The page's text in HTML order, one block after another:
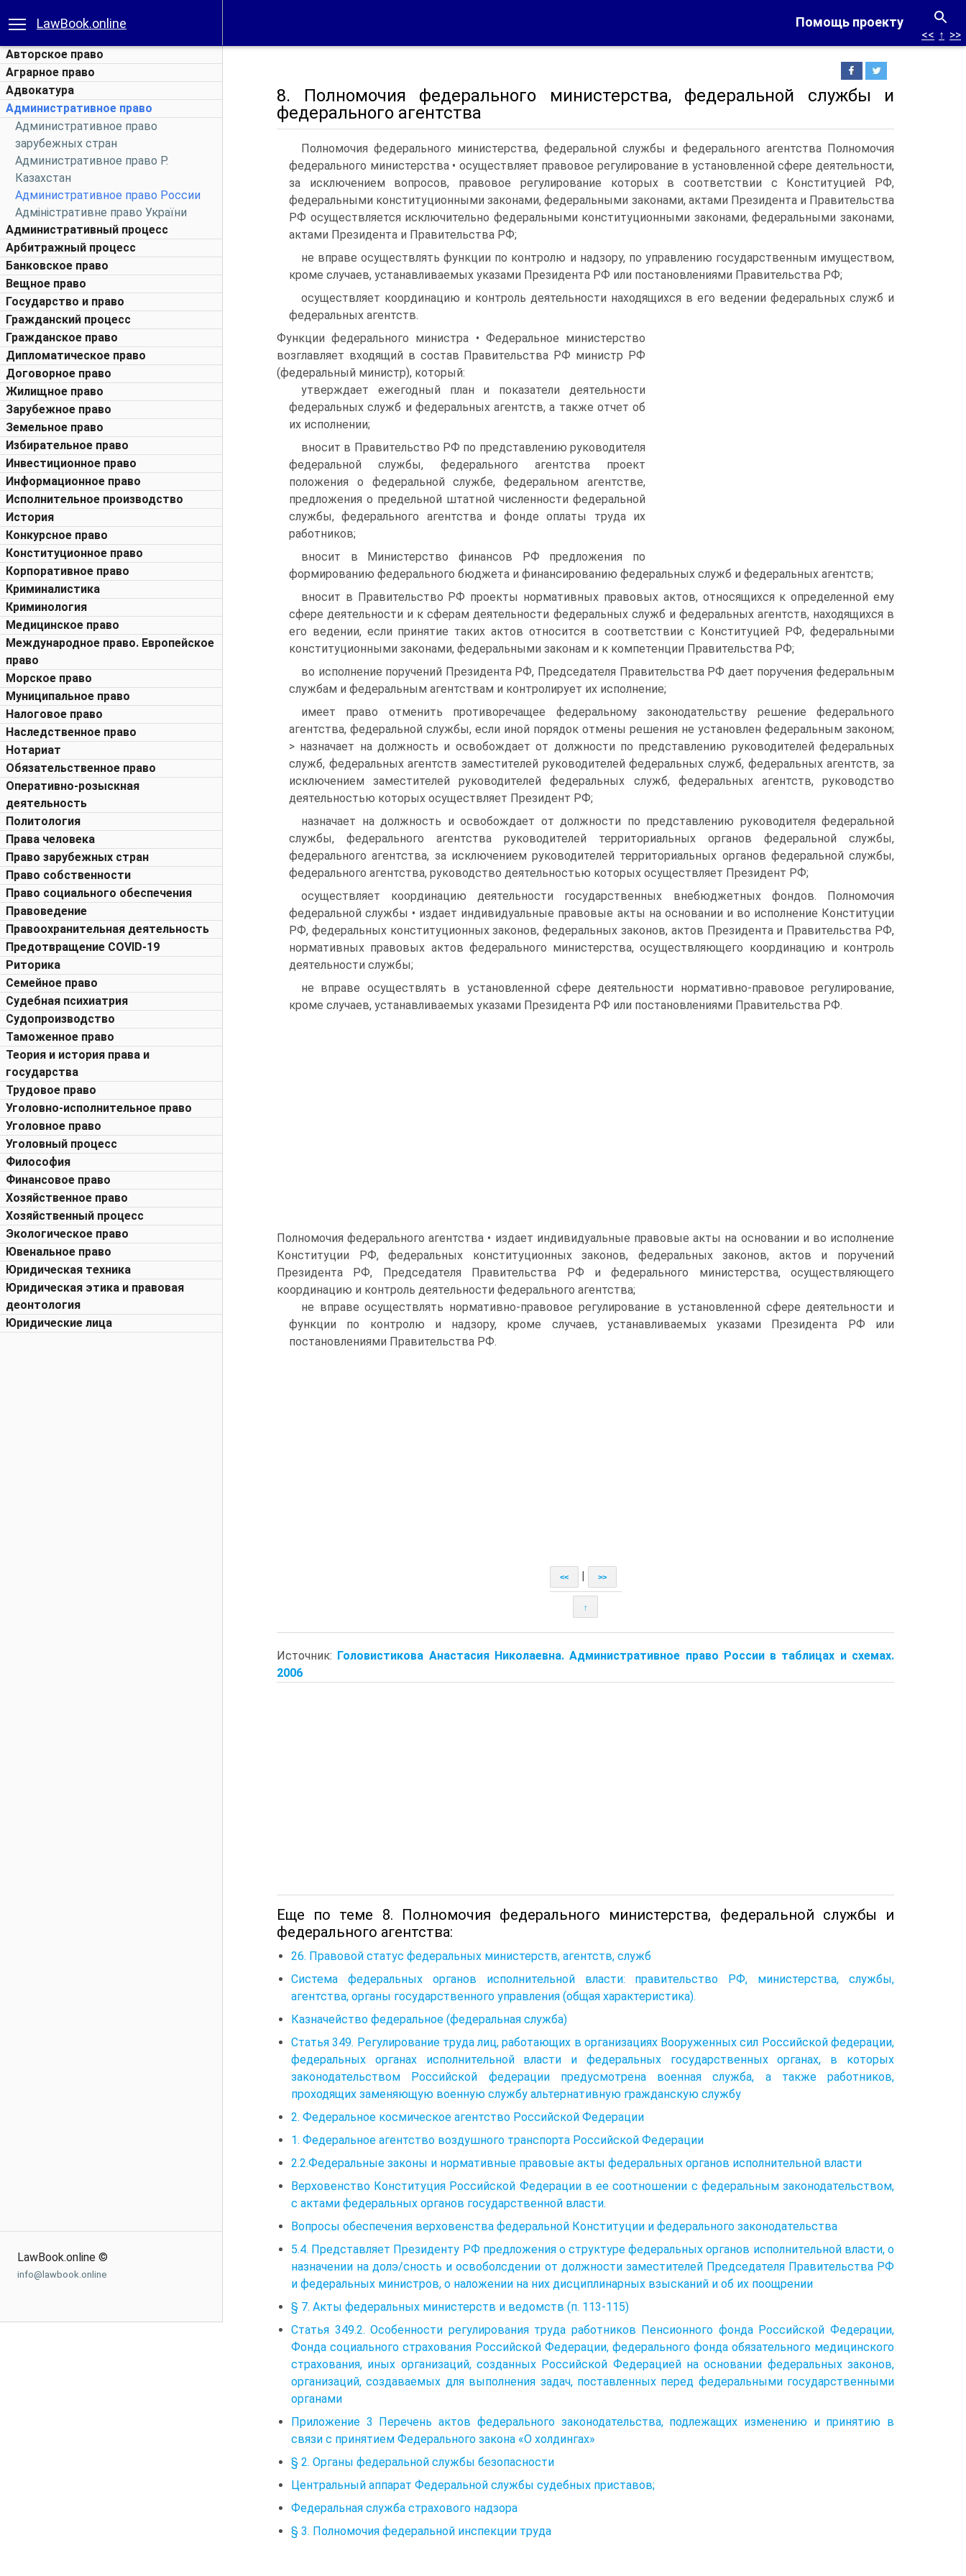
Помощь проекту
LawBook.online
Авторское право
Аграрное право
Адвокатура
Административное право
Административное право
зарубежных стран
Административное право Р.
Казахстан
Административное право России
Адміністративне право України
Административный процесс
Арбитражный процесс
Банковское право
Вещное право
Государство и право
Гражданский процесс
Гражданское право
Дипломатическое право
Договорное право
Жилищное право
Зарубежное право
Земельное право
Избирательное право
Инвестиционное право
Информационное право
Исполнительное производство
История
Конкурсное право
Конституционное право
Корпоративное право
Криминалистика
Криминология
Медицинское право
Международное право. Европейское
право
Морское право
Муниципальное право
Налоговое право
Наследственное право
Нотариат
Обязательственное право
Оперативно-розыскная
деятельность
Политология
Права человека
Право зарубежных стран
Право собственности
Право социального обеспечения
Правоведение
Правоохранительная деятельность
Предотвращение COVID-19
Риторика
Семейное право
Судебная психиатрия
Судопроизводство
Таможенное право
Теория и история права и
государства
Трудовое право
Уголовно-исполнительное право
Уголовное право
Уголовный процесс
Философия
Финансовое право
Хозяйственное право
Хозяйственный процесс
Экологическое право
Ювенальное право
Юридическая техника
Юридическая этика и правовая
деонтология
Юридические лица
LawBook.online ©
info@lawbook.online
<< ↑ >>
8. Полномочия федерального министерства, федеральной службы и
федерального агентства
Полномочия федерального министерства, федеральной службы и федерального агентства Полномочия
федерального министерства • осуществляет правовое регулирование в установленной сфере деятельности,
за исключением вопросов, правовое регулирование которых в соответствии с Конституцией РФ,
федеральными конституционными законами, федеральными законами, актами Президента и Правительства
РФ осуществляется исключительно федеральными конституционными законами, федеральными законами,
актами Президента и Правительства РФ;
не вправе осуществлять функции по контролю и надзору, по управлению государственным имуществом,
кроме случаев, устанавливаемых указами Президента РФ или постановлениями Правительства РФ;
осуществляет координацию и контроль деятельности находящихся в его ведении федеральных служб и
федеральных агентств.
Функции федерального министра • Федеральное министерство
возглавляет входящий в состав Правительства РФ министр РФ
(федеральный министр), который:
утверждает ежегодный план и показатели деятельности
федеральных служб и федеральных агентств, а также отчет об
их исполнении;
вносит в Правительство РФ по представлению руководителя
федеральной службы, федерального агентства проект
положения о федеральной службе, федеральном агентстве,
предложения о предельной штатной численности федеральной
службы, федерального агентства и фонде оплаты труда их
работников;
вносит в Министерство финансов РФ предложения по
формированию федерального бюджета и финансированию федеральных служб и федеральных агентств;
вносит в Правительство РФ проекты нормативных правовых актов, относящихся к определенной ему
сфере деятельности и к сферам деятельности федеральных служб и федеральных агентств, находящихся в
его ведении, если принятие таких актов относится в соответствии с Конституцией РФ, федеральными
конституционными законами, федеральными законам и к компетенции Правительства РФ;
во исполнение поручений Президента РФ, Председателя Правительства РФ дает поручения федеральным
службам и федеральным агентствам и контролирует их исполнение;
имеет право отменить противоречащее федеральному законодательству решение федерального
агентства, федеральной службы, если иной порядок отмены решения не установлен федеральным законом;
> назначает на должность и освобождает от должности по представлению руководителей федеральных
служб, федеральных агентств заместителей руководителей федеральных служб, федеральных агентств, за
исключением заместителей руководителей федеральных служб, федеральных агентств, руководство
деятельностью которых осуществляет Президент РФ;
назначает на должность и освобождает от должности по представлению руководителя федеральной
службы, федерального агентства руководителей территориальных органов федеральной службы,
федерального агентства, за исключением руководителей территориальных органов федеральной службы,
федерального агентства, руководство деятельностью которых осуществляет Президент РФ;
осуществляет координацию деятельности государственных внебюджетных фондов. Полномочия
федеральной службы • издает индивидуальные правовые акты на основании и во исполнение Конституции
РФ, федеральных конституционных законов, федеральных законов, актов Президента и Правительства РФ,
нормативных правовых актов федерального министерства, осуществляющего координацию и контроль
деятельности службы;
не вправе осуществлять в установленной сфере деятельности нормативно-правовое регулирование,
кроме случаев, устанавливаемых указами Президента РФ или постановлениями Правительства РФ.
Полномочия федерального агентства • издает индивидуальные правовые акты на основании и во исполнение
Конституции РФ, федеральных конституционных законов, федеральных законов, актов и поручений
Президента РФ, Председателя Правительства РФ и федерального министерства, осуществляющего
координацию и контроль деятельности федерального агентства;
не вправе осуществлять нормативно-правовое регулирование в установленной сфере деятельности и
функции по контролю и надзору, кроме случаев, устанавливаемых указами Президента РФ или
постановлениями Правительства РФ.
<< >>
↑
Источник: Головистикова Анастасия Николаевна. Административное право России в таблицах и схемах.
2006
Еще по теме 8. Полномочия федерального министерства, федеральной службы и
федерального агентства:
26. Правовой статус федеральных министерств, агентств, служб
Система федеральных органов исполнительной власти: прави­тельство РФ, министерства, службы,
агентства, органы государствен­ного управления (общая характеристика).
Казначейство федеральное (федеральная служба)
Статья 349. Регулирование труда лиц, работающих в организациях Вооруженных сил Российской федерации,
федеральных органах исполнительной власти и федеральных государственных органах, в которых
законодательством Российской федерации предусмотрена военная служба, а также работников,
проходящих заменяющую военную службу альтернативную гражданскую службу
2. Федеральное космическое агентство Российской Федерации
1. Федеральное агентство воздушного транспорта Российской Федерации
2.2.Федеральные законы и нормативные правовые акты федеральных органов исполнительной власти
Верховенство Конституция Российской Федерации в ее соотношении с федеральным законодательством,
с актами федеральных органов государственной власти.
Вопросы обеспечения верховенства федеральной Конституции и федерального законодательства
5.4. Представляет Президенту РФ предложения о структуре федеральных органов исполнительной власти, о
назначении на долэ/сность и освоболсдении от должности заместителей Председателя Правительства РФ
и федеральных министров, о наложении на них дисциплинарных взысканий и об их поощрении
§ 7. Акты федеральных министерств и ведомств (п. 113-115)
Статья 349.2. Особенности регулирования труда работников Пенсионного фонда Российской Федерации,
Фонда социального страхования Российской Федерации, федерального фонда обязательного медицинского
страхования, иных организаций, созданных Российской Федерацией на основании федеральных законов,
организаций, создаваемых для выполнения задач, поставленных перед федеральными государственными
органами
Приложение 3 Перечень актов федерального законодательства, подлежащих изменению и принятию в
связи с принятием Федерального закона «О холдингах»
§ 2. Органы федеральной службы безопасности
Центральный аппарат Федеральной службы судебных приставов;
Федеральная служба страхового надзора
§ 3. Полномочия федеральной инспекции труда